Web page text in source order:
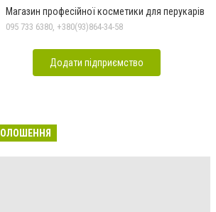
Магазин професійної косметики для перукарів
095 733 6380, +380(93)864-34-58
Додати підприємство